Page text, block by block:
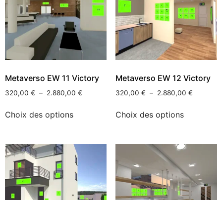
Metaverso EW 11 Victory
320,00 € – 2.880,00 €
Choix des options
Metaverso EW 12 Victory
320,00 € – 2.880,00 €
Choix des options